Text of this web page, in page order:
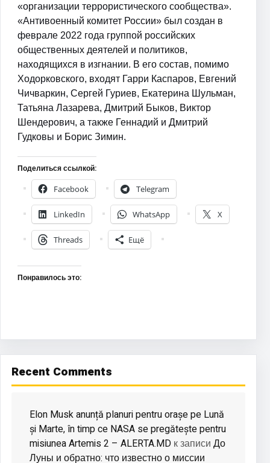
«организации террористического сообщества».
«Антивоенный комитет России» был создан в
феврале 2022 года группой российских
общественных деятелей и политиков,
находящихся в изгнании. В его состав, помимо
Ходорковского, входят Гарри Каспаров, Евгений
Чичваркин, Сергей Гуриев, Екатерина Шульман,
Татьяна Лазарева, Дмитрий Быков, Виктор
Шендерович, а также Геннадий и Дмитрий
Гудковы и Борис Зимин.
Поделиться ссылкой:
Facebook
Telegram
LinkedIn WhatsApp X
Threads Ещё
Понравилось это:
Recent Comments
Elon Musk anunță planuri pentru orașe pe Lună
și Marte, în timp ce NASA se pregătește pentru
misiunea Artemis 2 – ALERTA.MD к записи До
Луны и обратно: что известно о миссии